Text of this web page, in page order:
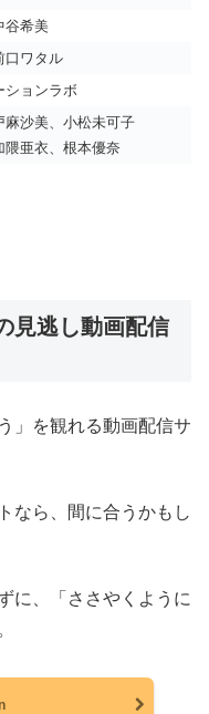
谷希美
口ワタル
ションラボ
麻沙美、小松未可子
隈亜衣、根本優奈
見逃し動画配信
」を観れる動画配信サ
なら、間に合うかもし
に、「ささやくように